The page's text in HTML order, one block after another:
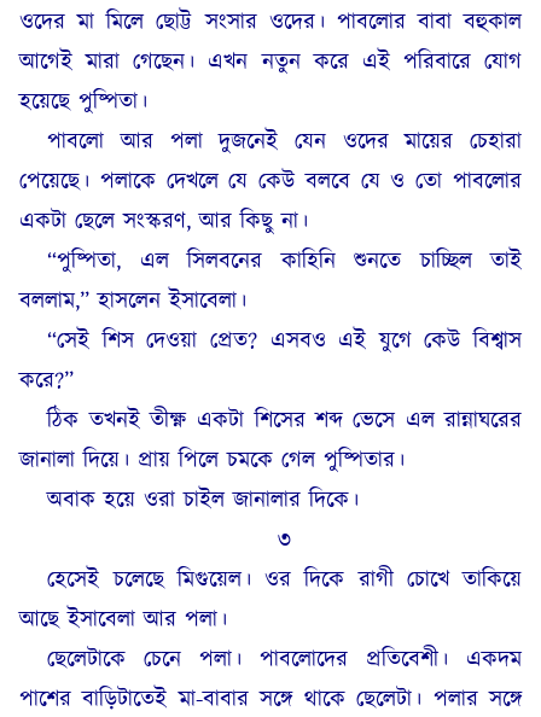
ওদের মা মিলে ছোট্ট সংসার ওদের। পাবলোর বাবা বহুকাল
আগেই মারা গেছেন। এখন নতুন করে এই পরিবারে যোগ
হয়েছে পুষ্পিতা।
পাবলো আর পলা দুজনেই যেন ওদের মায়ের চেহারা
পেয়েছে। পলাকে দেখলে যে কেউ বলবে যে ও তো পাবলোর
একটা ছেলে সংস্করণ, আর কিছু না।
“পুষ্পিতা, এল সিলবনের কাহিনি শুনতে চাচ্ছিল তাই
বললাম,” হাসলেন ইসাবেলা।
“সেই শিস দেওয়া প্রেত? এসবও এই যুগে কেউ বিশ্বাস
করে?”
ঠিক তখনই তীক্ষ্ণ একটা শিসের শব্দ ভেসে এল রান্নাঘরের
জানালা দিয়ে। প্রায় পিলে চমকে গেল পুষ্পিতার।
অবাক হয়ে ওরা চাইল জানালার দিকে।
৩
হেসেই চলেছে মিগুয়েল। ওর দিকে রাগী চোখে তাকিয়ে
আছে ইসাবেলা আর পলা।
ছেলেটাকে চেনে পলা। পাবলোদের প্রতিবেশী। একদম
পাশের বাড়িটাতেই মা-বাবার সঙ্গে থাকে ছেলেটা। পলার সঙ্গে